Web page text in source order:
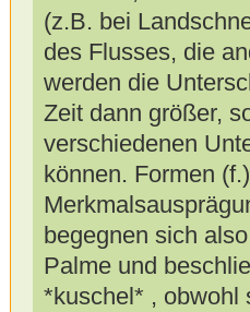
(z.B. bei
des Flusses, die
werden die
Zeit dann größer,
verschiedenen
können. Formen
begegnen sich
Palme und
*kuschel* , obwohl